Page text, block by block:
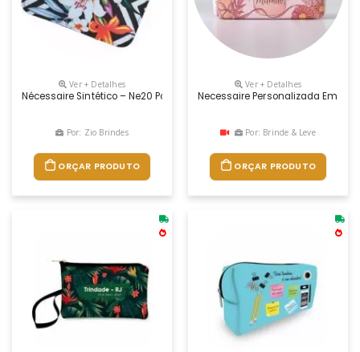
Ver + Detalhes
Nécessaire Sintético – Ne20 Pode Ser Confeccionada Em Sintético
Por: Zio Brindes
ORÇAR PRODUTO
Ver + Detalhes
Necessaire Personalizada Em
Por: Brinde & Leve
ORÇAR PRODUTO